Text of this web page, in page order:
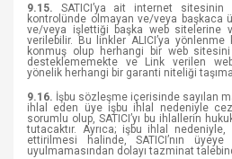
9.15.
SATICI’ya ait internet sitesinin
kontrolünde olmayan ve/veya başkaca
ve/veya işlettiği başka web sitelerine
verilebilir. Bu linkler ALICI’ya yönlenme
konmuş olup herhangi bir web
desteklememekte ve Link verilen
yönelik herhangi bir garanti niteliği
9.16. İşbu sözleşme içerisinde sayılan
ihlal eden üye işbu ihlal nedeniyle
sorumlu olup, SATICI’yı bu ihlallerin
tutacaktır. Ayrıca; işbu ihlal nedeniyle,
ettirilmesi halinde, SATICI’nın
uyulmamasından dolayı tazminat